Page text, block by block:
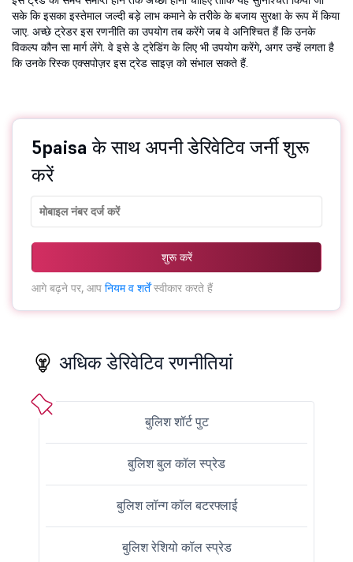
सके कि इसका इस्तेमाल जल्दी बड़े लाभ कमाने के तरीके के बजाय सुरक्षा के रूप में किया
जाए. अच्छे ट्रेडर इस रणनीति का उपयोग तब करेंगे जब वे अनिश्चित हैं कि उनके
विकल्प कौन सा मार्ग लेंगे. वे इसे डे ट्रेडिंग के लिए भी उपयोग करेंगे, अगर उन्हें लगता है
कि उनके रिस्क एक्सपोज़र इस ट्रेड साइज़ को संभाल सकते हैं.
5paisa के साथ अपनी डेरिवेटिव जर्नी शुरू
करें
शुरू करें
आगे बढ़ने पर, आप नियम व शर्तेंस्वीकार करते हैं
अधिक डेरिवेटिव रणनीतियां
बुलिश शॉर्ट पुट
बुलिश बुल कॉल स्प्रेड
बुलिश लॉन्ग कॉल बटरफ्लाई
बुलिश रेशियो कॉल स्प्रेड